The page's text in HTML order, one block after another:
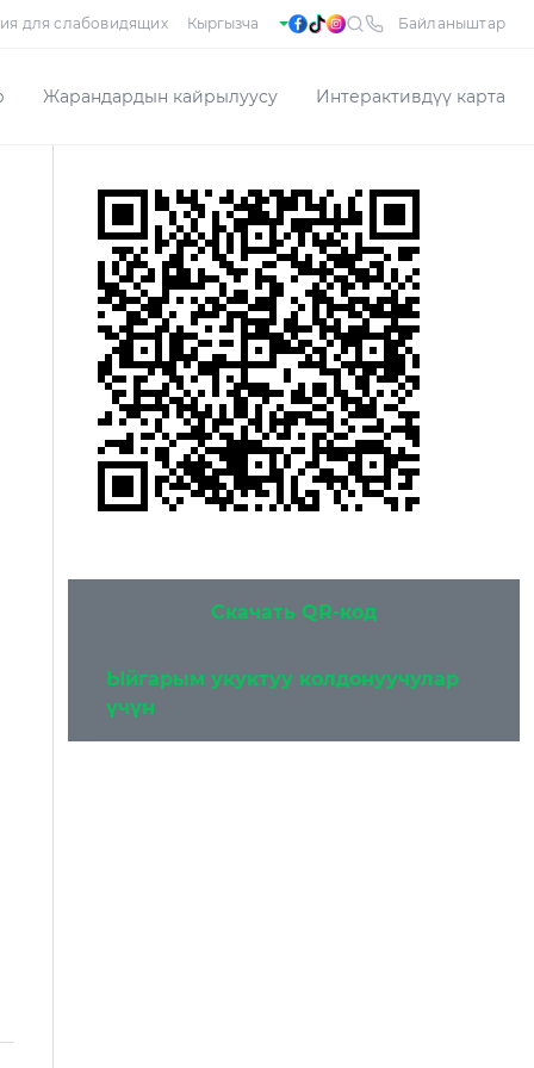
для слабовидящих Байланыштар
Жарандардын кайрылуусу Интерактивдүү карта
Скачать QR-код
Ыйгарым укуктуу колдонуучулар
үчүн